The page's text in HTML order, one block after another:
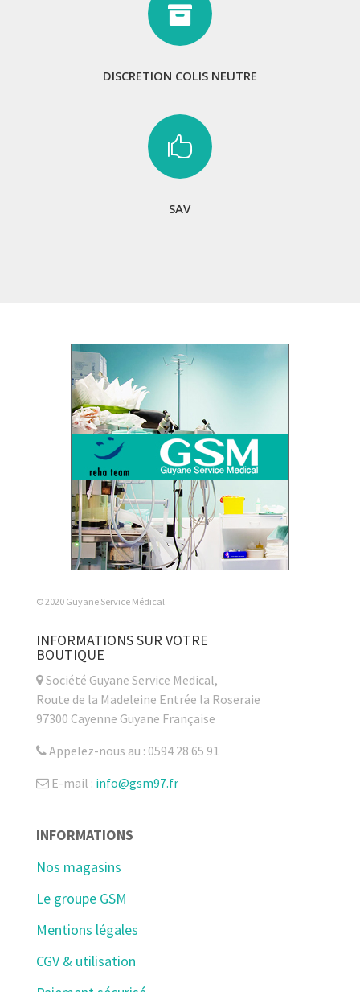

DISCRETION COLIS NEUTRE

SAV
© 2020 Guyane Service Médical.
INFORMATIONS SUR VOTRE
BOUTIQUE
Société Guyane Service Medical,
Route de la Madeleine Entrée la Roseraie
97300 Cayenne Guyane Française
Appelez-nous au : 0594 28 65 91
E-mail : info@gsm97.fr
INFORMATIONS
Nos magasins
Le groupe GSM
Mentions légales
CGV & utilisation